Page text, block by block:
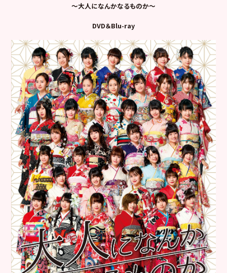
～大人になんかなるものか～
DVD＆Blu-ray